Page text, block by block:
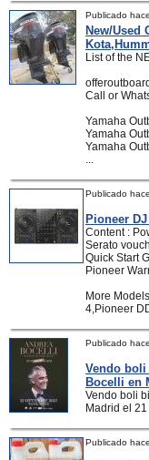
Publicado
New/Used
List of the
Call or
Yamaha
Yamaha
Yamaha
...
Publicado
Pioneer
Content :
Serato
Quick Start
Pioneer
More
4,Pioneer
Publicado
Vendo boli
Bocelli en
Vendo boli
Madrid el
Publicado